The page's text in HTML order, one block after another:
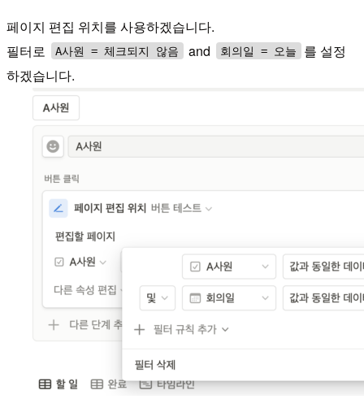
페이지 편집 위치를 사용하겠습니다.
필터로
A사원 = 체크되지 않음 and 회의일 = 오늘
를 설정
하겠습니다.